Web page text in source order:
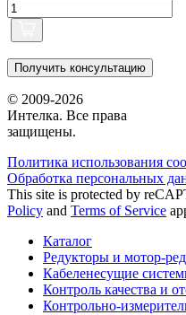
Получить консультацию
© 2009-2026
Интелка. Все права
защищены.
Политика использования
Обработка персональных
This site is protected by
Policy and Terms of Service
Каталог
Редукторы и мотор-
Кабеленесущие
Контроль качества и
Контрольно-